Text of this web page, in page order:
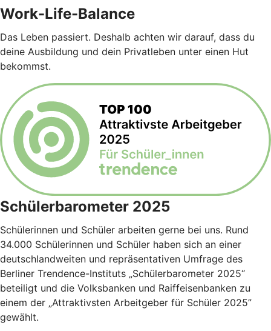
Work-Life-Balance
Das Leben passiert. Deshalb achten wir darauf, dass du
deine Ausbildung und dein Privatleben unter einen Hut
bekommst.
Schülerbarometer 2025
Schülerinnen und Schüler arbeiten gerne bei uns. Rund
34.000 Schülerinnen und Schüler haben sich an einer
deutschlandweiten und repräsentativen Umfrage des
Berliner Trendence-Instituts „Schülerbarometer 2025“
beteiligt und die Volksbanken und Raiffeisenbanken zu
einem der „Attraktivsten Arbeitgeber für Schüler 2025”
gewählt.